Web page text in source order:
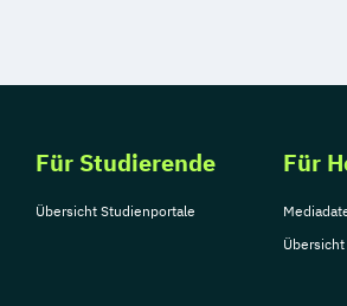
Für Studierende
Übersicht Studienportale
Für